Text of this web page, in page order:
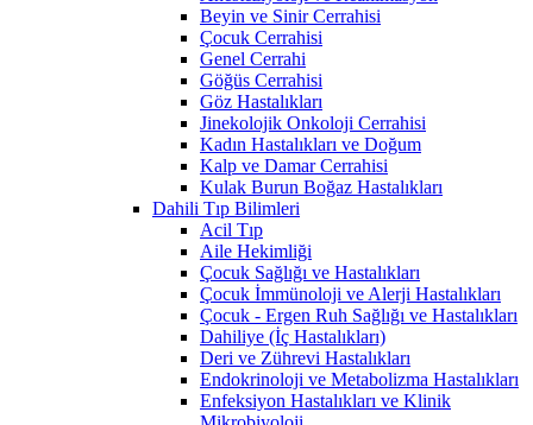
Beyin ve Sinir Cerrahisi
Çocuk Cerrahisi
Genel Cerrahi
Göğüs Cerrahisi
Göz Hastalıkları
Jinekolojik Onkoloji Cerrahisi
Kadın Hastalıkları ve Doğum
Kalp ve Damar Cerrahisi
Kulak Burun Boğaz Hastalıkları
Dahili Tıp Bilimleri
Acil Tıp
Aile Hekimliği
Çocuk Sağlığı ve Hastalıkları
Çocuk İmmünoloji ve Alerji Hastalıkları
Çocuk - Ergen Ruh Sağlığı ve Hastalıkları
Dahiliye (İç Hastalıkları)
Deri ve Zührevi Hastalıkları
Endokrinoloji ve Metabolizma Hastalıkları
Enfeksiyon Hastalıkları ve Klinik